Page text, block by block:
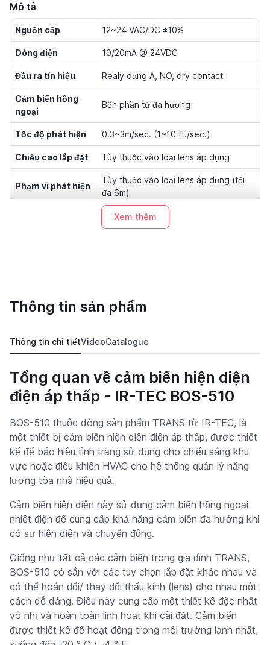
Mô tả
Nguồn cấp 12~24 VAC/DC ±10%
Dòng điện 10/20mA @ 24VDC
Đầu ra tín hiệu Realy dạng A, NO, dry contact
Cảm biến hồng
ngoại
Bốn phần tử đa hướng
Tốc độ phát hiện 0.3~3m/sec. (1~10 ft./sec.)
Chiều cao lắp đặt Tùy thuộc vào loại lens áp dụng
Phạm vi phát hiện
Tùy thuộc vào loại lens áp dụng (tối
đa 6m)
T/1’/3’/5’/10’/20’/30’, T=2 sec. thử
nghiệm
Kích thước Ø60, H37mm (Ø2.36”, H1.45”)
Xem thêm
Thông tin sản phẩm
Thông tin chi tiếtVideoCatalogue
Tổng quan về cảm biến hiện diện
điện áp thấp - IR-TEC BOS-510
BOS-510 thuộc dòng sản phẩm TRANS từ IR-TEC, là
một thiết bị cảm biển hiện diện điện áp thấp, được thiết
kế để báo hiệu tình trạng sử dụng cho chiếu sáng khu
vực hoặc điều khiển HVAC cho hệ thống quản lý năng
lượng tòa nhà hiệu quả.
Cảm biến hiện diện này sử dụng cảm biến hồng ngoại
nhiệt điện để cung cấp khả năng cảm biến đa hướng khi
có sự hiện diện và chuyển động.
Giống như tất cả các cảm biến trong gia đình TRANS,
BOS-510 có sẵn với các tùy chọn lắp đặt khác nhau và
có thể hoán đổi/ thay đổi thấu kính (lens) cho nhau một
cách dễ dàng. Điều này cung cấp một thiết kế độc nhất
vô nhị và hoàn toàn linh hoạt khi cài đặt. Cảm biến
được thiết kế để hoạt động trong môi trường lạnh nhất,